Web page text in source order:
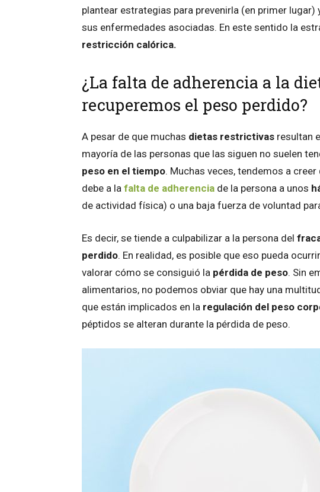
plantear estrategias para prevenirla (en primer lugar)
sus enfermedades asociadas. En este sentido la
restricción calórica.
¿La falta de adherencia a la
recuperemos el peso perdido?
A pesar de que muchas dietas restrictivas resultan
mayoría de las personas que las siguen no suelen
peso en el tiempo. Muchas veces, tendemos a creer
debe a la falta de adherencia de la persona a unos
de actividad física) o una baja fuerza de voluntad
Es decir, se tiende a culpabilizar a la persona del
perdido. En realidad, es posible que eso pueda
valorar cómo se consiguió la pérdida de peso. Sin
alimentarios, no podemos obviar que hay una
que están implicados en la regulación del peso
péptidos se alteran durante la pérdida de peso.